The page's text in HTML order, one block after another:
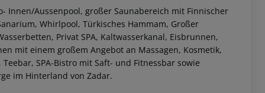
Innen/Aussenpool, großer Saunabereich mit Finnischer
Whirlpool, Türkisches Hammam, Großer
Privat SPA, Kaltwasserkanal, Eisbrunnen,
mit einem großem Angebot an Massagen, Kosmetik,
SPA-Bistro mit Saft- und Fitnessbar sowie
im Hinterland von Zadar.